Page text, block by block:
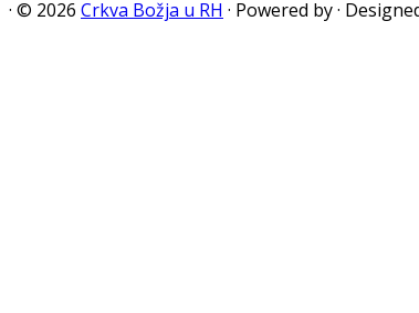
· © 2026 Crkva Božja u RH · Powered by·